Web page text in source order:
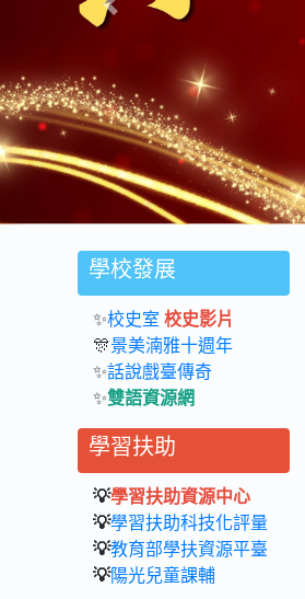
Previous
學校發展
✨校史室 校史影片
🎊景美湳雅十週年
✨話說戲臺傳奇
✨雙語資源網
學習扶助
💡學習扶助資源中心
💡學習扶助科技化評量
💡教育部學扶資源平臺
💡陽光兒童課輔